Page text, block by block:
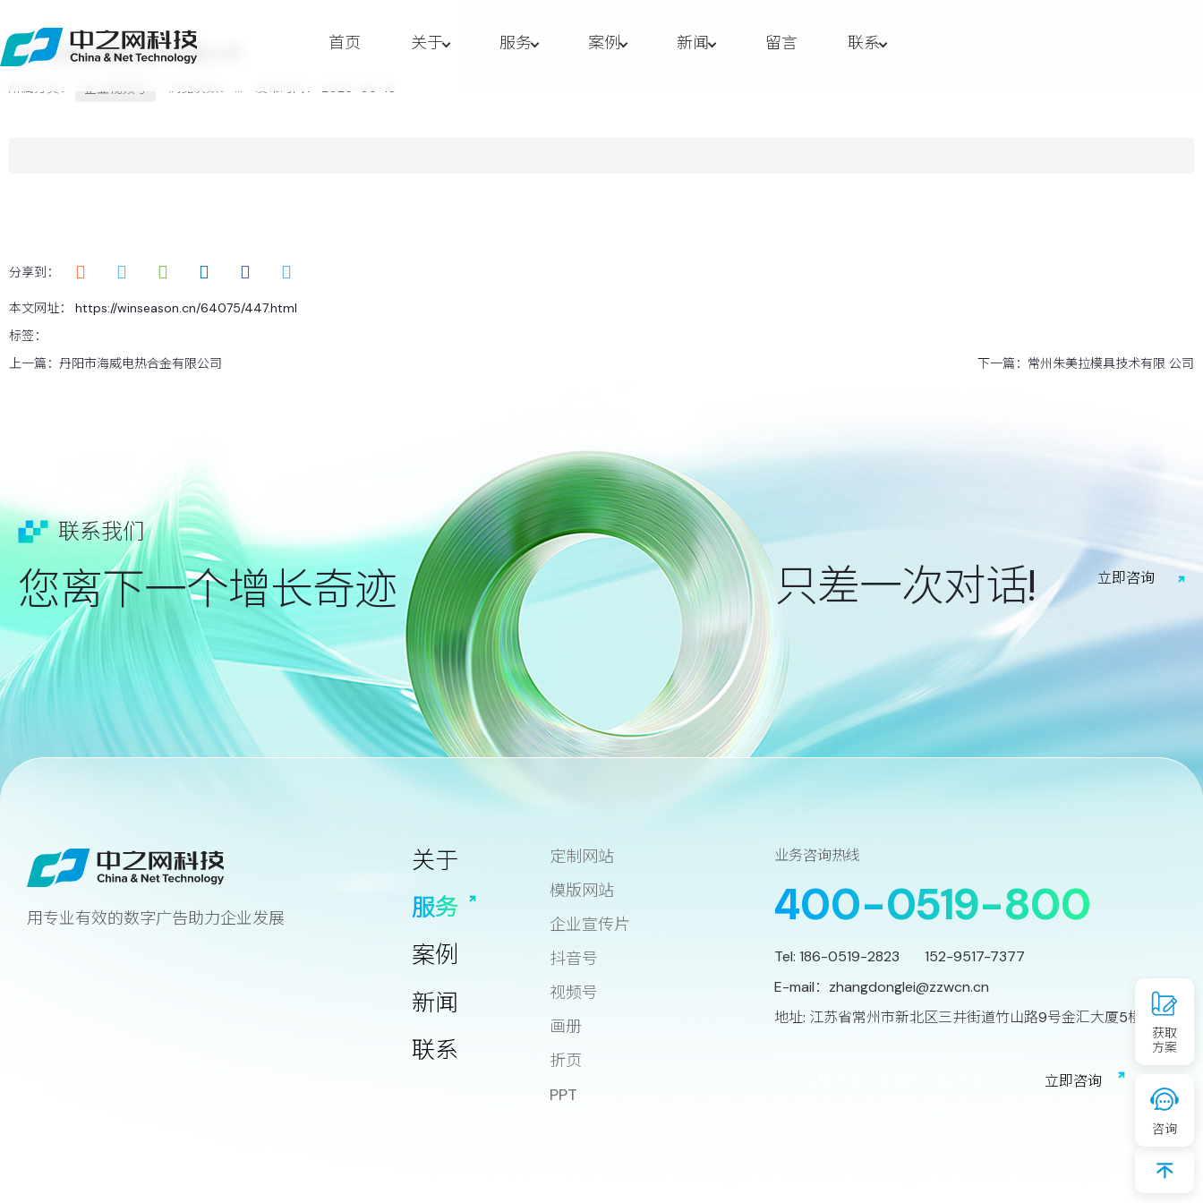
首页 关于 服务 案例 新闻 留言 联系
常州朱美拉模具技术有限公司
所属分类： 企业视频号 浏览次数： ... 发布时间： 2025-05-16
分享到：
本文网址： https://winseason.cn/64075/447.html
标签：
上一篇： 丹阳市海威电热合金有限公司 下一篇： 常州朱美拉模具技术有限 公司
联系我们
您离下一个增长奇迹 只差一次对话! 立即咨询
用专业有效的数字广告助力企业发展
获取
方案
咨询
关于
服务
案例
新闻
联系
定制网站
模版网站
企业宣传片
抖音号
视频号
画册
折页
PPT
业务咨询热线
400-0519-800
Tel: 186-0519-2823 152-9517-7377
E-mail： zhangdonglei@zzwcn.cn
地址: 江苏省常州市新北区三井街道竹山路9号金汇大厦5楼
立即咨询